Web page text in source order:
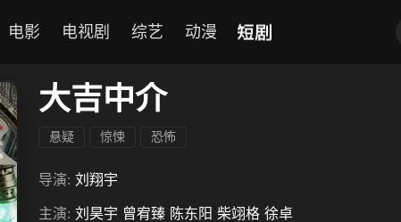
电影 电视剧 综艺 动漫 短剧
大吉中介
悬疑 惊悚 恐怖
导演: 刘翔宇
主演: 刘昊宇 曾宥臻 陈东阳 柴翊格 徐卓